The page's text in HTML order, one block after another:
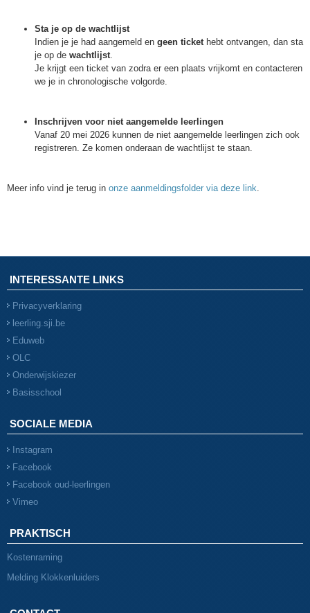
Sta je op de wachtlijst
Indien je je had aangemeld en geen tickethebt ontvangen, dan sta
je op de wachtlijst.
Je krijgt een ticket van zodra er een plaats vrijkomt en contacteren
we je in chronologische volgorde.
Inschrijven voor niet aangemelde leerlingen
Vanaf 20 mei 2026 kunnen de niet aangemelde leerlingen zich ook
registreren. Ze komen onderaan de wachtlijst te staan.
Meer info vind je terug in onze aanmeldingsfolder via deze link.
INTERESSANTE LINKS
Privacyverklaring
leerling.sji.be
Eduweb
OLC
Onderwijskiezer
Basisschool
SOCIALE MEDIA
Instagram
Facebook
Facebook oud-leerlingen
Vimeo
PRAKTISCH
Kostenraming
Melding Klokkenluiders